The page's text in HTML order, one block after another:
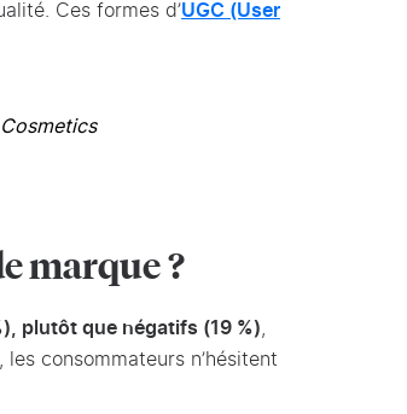
Ces formes d’UGC (User
marque ?
plutôt que négatifs (19 %)
consommateurs n’hésitent